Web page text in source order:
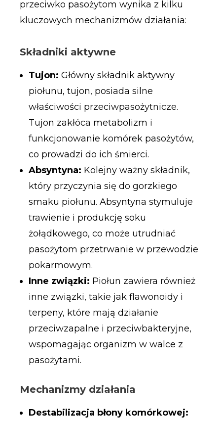
przeciwko pasożytom wynika z kilku
kluczowych mechanizmów działania:
Składniki aktywne
Tujon: Główny składnik aktywny
piołunu, tujon, posiada silne
właściwości przeciwpasożytnicze.
Tujon zakłóca metabolizm i
funkcjonowanie komórek pasożytów,
co prowadzi do ich śmierci.
Absyntyna: Kolejny ważny składnik,
który przyczynia się do gorzkiego
smaku piołunu. Absyntyna stymuluje
trawienie i produkcję soku
żołądkowego, co może utrudniać
pasożytom przetrwanie w przewodzie
pokarmowym.
Inne związki: Piołun zawiera również
inne związki, takie jak flawonoidy i
terpeny, które mają działanie
przeciwzapalne i przeciwbakteryjne,
wspomagając organizm w walce z
pasożytami.
Mechanizmy działania
Destabilizacja błony komórkowej: